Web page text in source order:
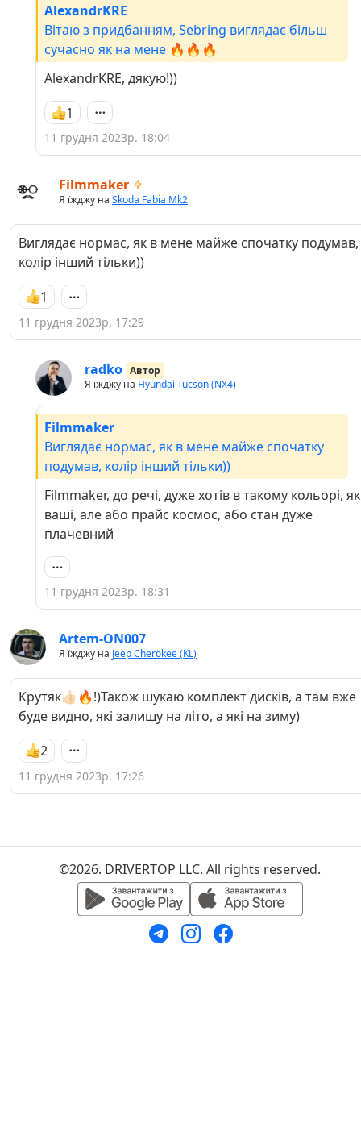
AlexandrKRE
Вітаю з придбанням, Sebring виглядає більш
сучасно як на мене 🔥🔥🔥
AlexandrKRE, дякую!))
1
11 грудня 2023р. 18:04
Filmmaker
Я їжджу на Skoda Fabia Mk2
Виглядає нормас, як в мене майже спочатку подумав,
колір інший тільки))
1
11 грудня 2023р. 17:29
radko Автор
Я їжджу на Hyundai Tucson (NX4)
Filmmaker
Виглядає нормас, як в мене майже спочатку
подумав, колір інший тільки))
Filmmaker, до речі, дуже хотів в такому кольорі, як
ваші, але або прайс космос, або стан дуже
плачевний
11 грудня 2023р. 18:31
Artem-ON007
Я їжджу на Jeep Cherokee (KL)
Крутяк👍🏻🔥!)Також шукаю комплект дисків, а там вже
буде видно, які залишу на літо, а які на зиму)
2
11 грудня 2023р. 17:26
©2026. DRIVERTOP LLC. All rights reserved.